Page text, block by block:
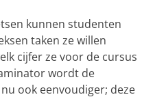
kunnen studenten
taken ze willen
cijfer ze voor de cursus
wordt de
ook eenvoudiger; deze